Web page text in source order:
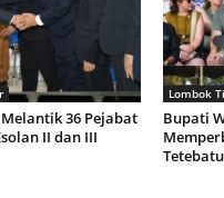
36 Pejabat
II dan III
Lombok
Bupati